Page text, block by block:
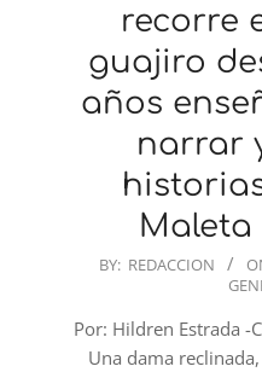
recorre
guajiro
años
narrar
2025-
20
BY: REDACCION
Por: Hildren Estrada -
Una dama